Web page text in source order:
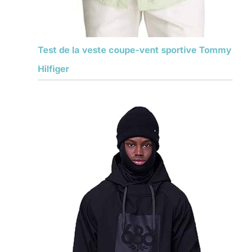
Test de la veste coupe-vent sportive Tommy
Hilfiger